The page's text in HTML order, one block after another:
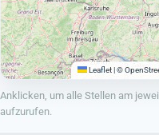
Leaflet|©
Anklicken, um alle Stellen am
aufzurufen.